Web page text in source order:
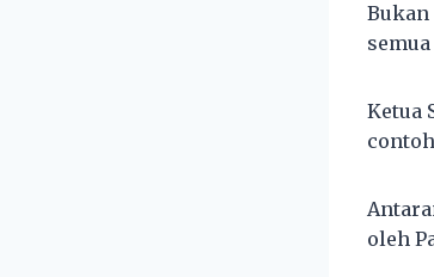
Ketua
oleh